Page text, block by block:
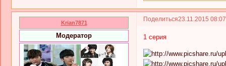
Поделиться23.11.2015
Krian7871
Модератор 1 серия